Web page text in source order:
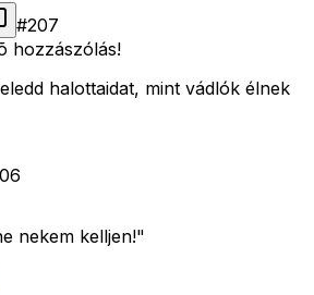
#207
hozzászólás!
halottaidat, mint vádlók élnek
nekem kelljen!"